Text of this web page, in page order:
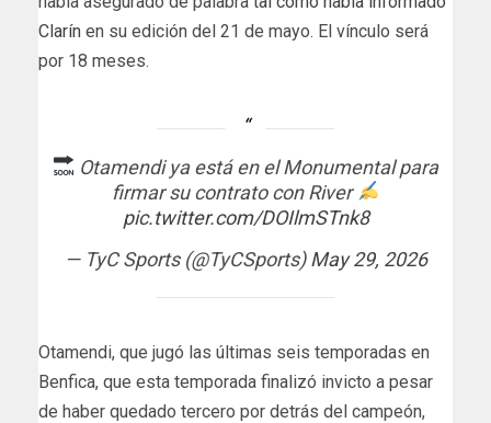
Clarín en su edición del 21 de mayo. El vínculo será
por 18 meses.
Otamendi ya está en el Monumental para
firmar su contrato con River
pic.twitter.com/DOIlmSTnk8
— TyC Sports (@TyCSports)May 29, 2026
Otamendi, que jugó las últimas seis temporadas en
Benfica, que esta temporada finalizó invicto a pesar
de haber quedado tercero por detrás del campeón,